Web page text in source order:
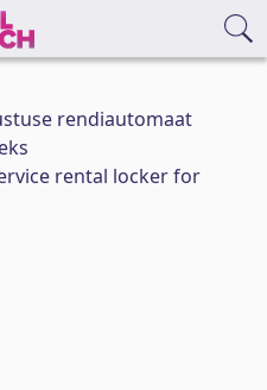
rendiautomaat
rental locker for